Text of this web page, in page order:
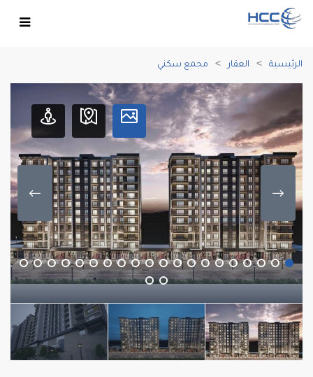
الرئيسية العقار مجمع سكني